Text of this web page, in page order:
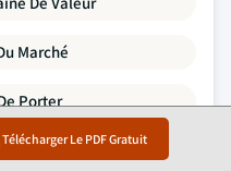
Télécharger Le PDF Gratuit
Marché
Porter